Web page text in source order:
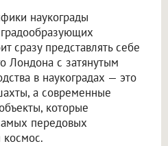
наукограды
сразу представлять себе
Лондона с затянутым
в наукоградах — это
а современные
которые
передовых
космос.